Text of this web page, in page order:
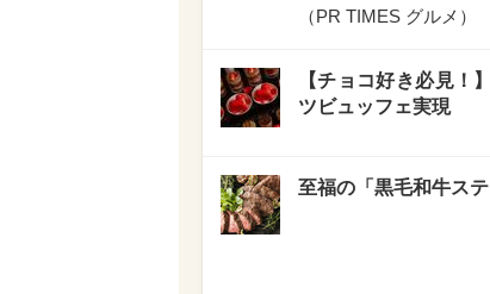
（PR TIMES グルメ ）
【チョコ好き必見！
ツビュッフェ実現
至福の「黒毛和牛ス